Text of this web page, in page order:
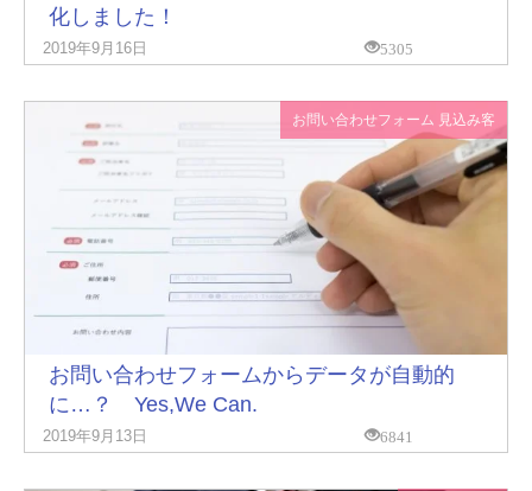
化しました！
2019年9月16日 5305
お問い合わせフォーム 見込み客
お問い合わせフォームからデータが自動的
に…？ Yes,We Can.
2019年9月13日 6841